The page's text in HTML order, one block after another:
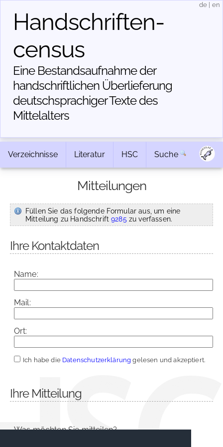
Handschriften­
census
Eine Bestandsaufnahme der
handschriftlichen Über­lieferung
deutschsprachiger Texte des
Mittelalters
de en
Verzeichnisse Literatur HSC Suche
Mitteilungen
Füllen Sie das folgende Formular aus, um eine
Mitteilung zu Handschrift9285 zu verfassen.
Ihre Kontaktdaten
Name:
Mail:
Ort:
Ich habe die Datenschutzerklärung gelesen und akzeptiert.
Ihre Mitteilung
Was möchten Sie mitteilen?